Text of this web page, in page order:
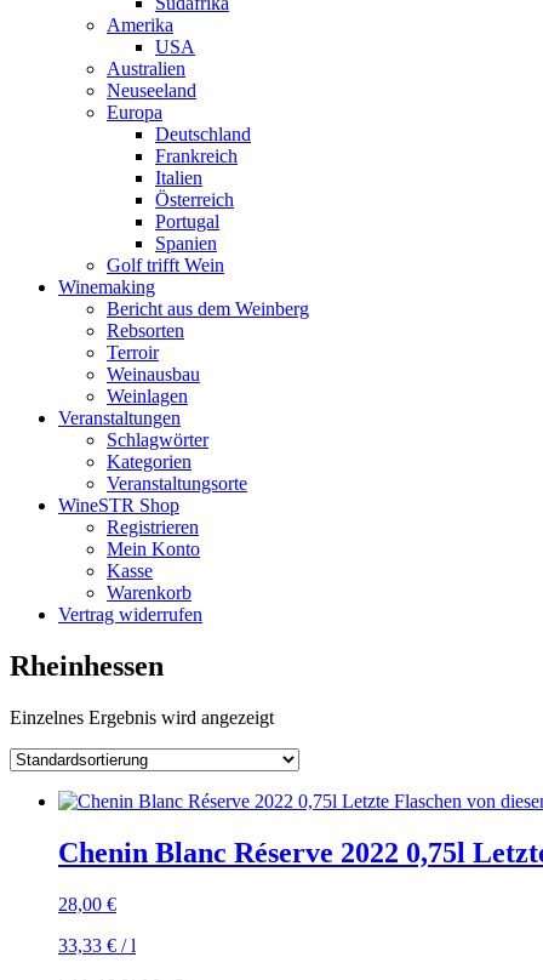
Amerika
USA
Australien
Neuseeland
Europa
Deutschland
Frankreich
Italien
Österreich
Portugal
Spanien
Golf trifft Wein
Winemaking
Bericht aus dem Weinberg
Rebsorten
Terroir
Weinausbau
Weinlagen
Veranstaltungen
Schlagwörter
Kategorien
Veranstaltungsorte
WineSTR Shop
Registrieren
Mein Konto
Kasse
Warenkorb
Vertrag widerrufen
Rheinhessen
Einzelnes Ergebnis wird angezeigt
Chenin Blanc Réserve 2022 0,75l
28,00 €
33,33 € /l